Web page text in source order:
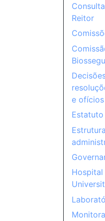
Reitor
e
Estatuto
Estrutura
Hospital